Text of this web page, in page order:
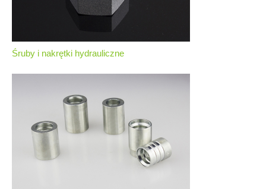
Śruby i nakrętki hydrauliczne